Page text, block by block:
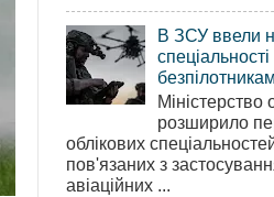
В ЗСУ ввели
спеціальності
Міністерство
розширило
облікових
пов'язаних з
авіаційних ...